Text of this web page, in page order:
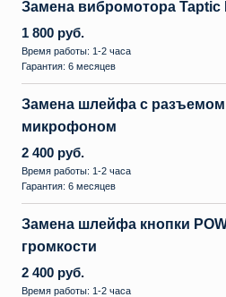
Замена вибромотора Taptic
1 800 руб.
Время работы: 1-2 часа
Гарантия: 6 месяцев
Замена шлейфа с разъемом
микрофоном
2 400 руб.
Время работы: 1-2 часа
Гарантия: 6 месяцев
Замена шлейфа кнопки
громкости
2 400 руб.
Время работы: 1-2 часа